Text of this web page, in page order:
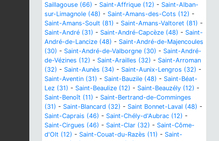
Saillagouse (66) - Saint-Affrique (12) - Saint-Alban-
sur-Limagnole (48) - Saint-Amans-des-Cots (12) -
Saint-Amans-Soult (81) - Saint-Amans-Valtoret (81) -
Saint-André (31) - Saint-André-Capcèze (48) - Saint-
André-de-Lancize (48) - Saint-André-de-Majencoules
(30) - Saint-André-de-Valborgne (30) - Saint-André-
de-Vézines (12) - Saint-Arailles (32) - Saint-Arroman
(32) - Saint-Aunès (34) - Saint-Aunix-Lengros (32) -
Saint-Aventin (31) - Saint-Bauzile (48) - Saint-Béat-
Lez (31) - Saint-Beaulize (12) - Saint-Beauzély (12) -
Saint-Benoît (11) - Saint-Bertrand-de-Comminges
(31) - Saint-Blancard (32) - Saint Bonnet-Laval (48) -
Saint-Caprais (46) - Saint-Chély-d'Aubrac (12) -
Saint-Cirgues (46) - Saint-Clar (32) - Saint-Côme-
d'Olt (12) - Saint-Couat-du-Razès (11) - Saint-